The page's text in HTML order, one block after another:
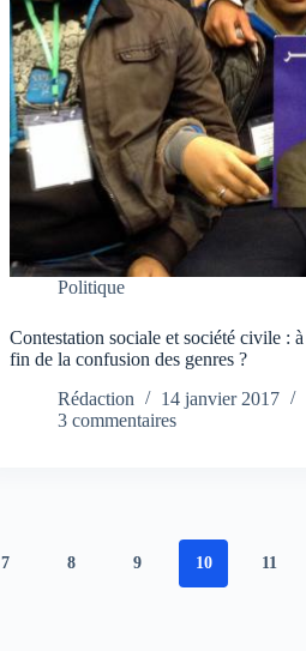
Politique
Contestation sociale et société civile :
fin de la confusion des genres ?
Rédaction
14 janvier 2017
3 commentaires
7 8 9 10 11